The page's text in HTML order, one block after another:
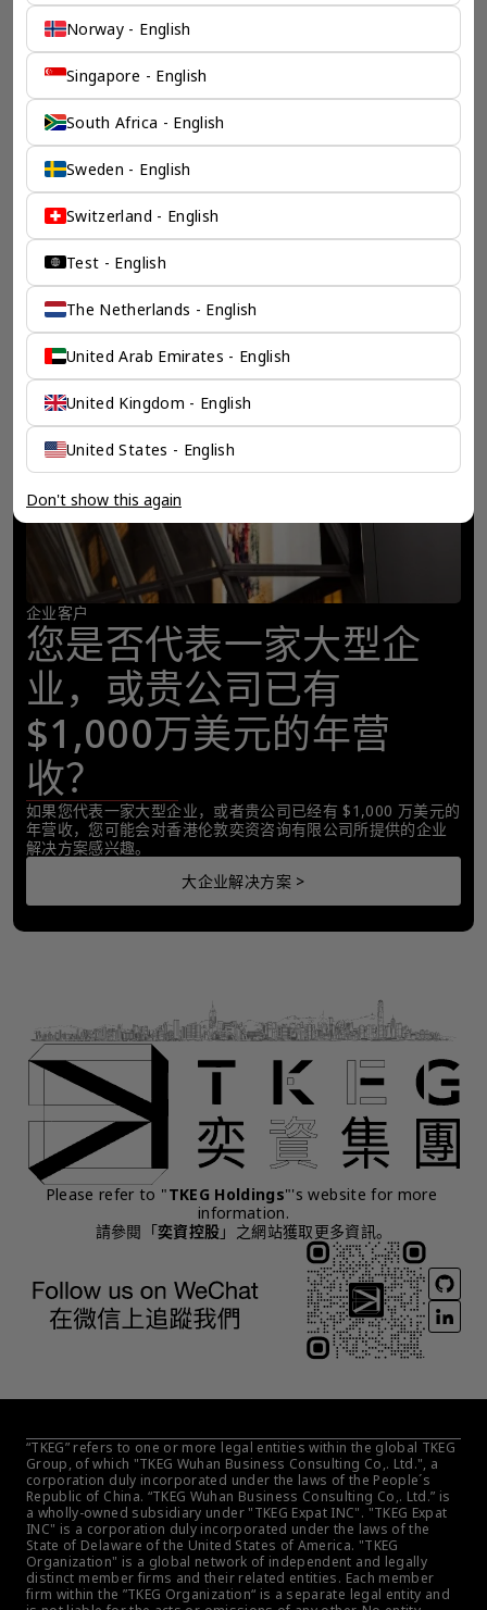
企业客户
您是否代表一家大型企
业，或贵公司已有
$1,000万美元的年营
收？
如果您代表一家大型企业，或者贵公司已经有 $1,000 万美元的
年营收，您可能会对香港伦敦奕资咨询有限公司所提供的企业
解决方案感兴趣。
大企业解决方案 >
Norway - English
Singapore - English
South Africa - English
Sweden - English
Switzerland - English
Test - English
The Netherlands - English
United Arab Emirates - English
United Kingdom - English
United States - English
Don't show this again
Please refer to "TKEG Holdings"'s website for more
information.
請參閱「奕資控股 」之網站獲取更多資訊。
“TKEG” refers to one or more legal entities within the global TKEG
Group, of which "TKEG Wuhan Business Consulting Co,. Ltd.", a
corporation duly incorporated under the laws of the People´s
Republic of China. “TKEG Wuhan Business Consulting Co,. Ltd.” is
a wholly-owned subsidiary under "TKEG Expat INC". "TKEG Expat
INC" is a corporation duly incorporated under the laws of the
State of Delaware of the United States of America. "TKEG
Organization" is a global network of independent and legally
distinct member firms and their related entities. Each member
firm within the ”TKEG Organization“ is a separate legal entity and